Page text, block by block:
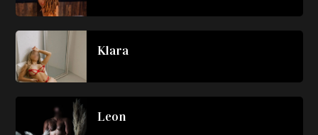
Klara
Leon